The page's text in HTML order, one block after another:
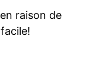
raison de